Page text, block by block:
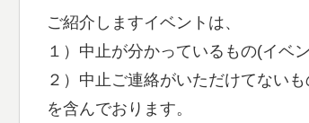
ご紹介しますイベントは、
１）中止が分かっているもの(イベ
２）中止ご連絡がいただけてないも
を含んでおります。